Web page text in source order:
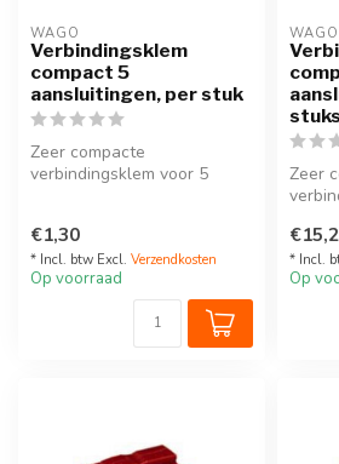
WAGO
Verbindingsklem
compact 5
aansluitingen, per stuk
Zeer compacte
verbindingsklem voor 5
€1,30
* Incl. btw Excl. Verzendkosten
Op voorraad
WAGO
stuks
Zeer
draad
* Incl.
Op